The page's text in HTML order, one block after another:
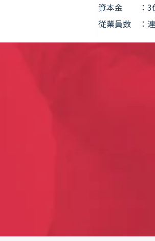
資本金
：
従業員数 ：連